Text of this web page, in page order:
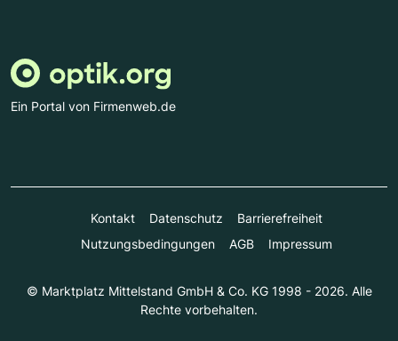
Ein Portal von Firmenweb.de
Kontakt Datenschutz
Barrierefreiheit
Nutzungsbedingungen
AGB Impressum
© Marktplatz Mittelstand GmbH & Co. KG 1998 - 2026. Alle
Rechte vorbehalten.